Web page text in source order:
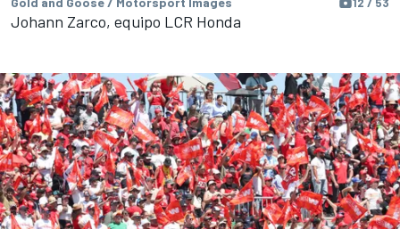
12 / 53
Johann Zarco, equipo LCR Honda